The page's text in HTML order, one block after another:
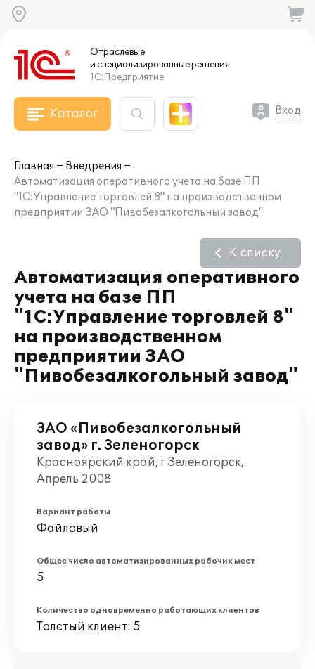
Отраслевые
и специализированныерешения
1С:Предприятие
Каталог Вход
Главная
Внедрения
Автоматизация оперативного учета на базе ПП
"1С:Управление торговлей 8" на производственном
предприятии ЗАО "Пивобезалкогольный завод"
Автоматизация оперативного
учета на базе ПП
"1С:Управление торговлей 8"
на производственном
предприятии ЗАО
"Пивобезалкогольный завод"
К списку
ЗАО «Пивобезалкогольный
завод» г. Зеленогорск
Красноярский край, г Зеленогорск,
Апрель 2008
Вариант работы
Файловый
Общее число автоматизированных рабочих мест
5
Количество одновременно работающих клиентов
Толстый клиент: 5